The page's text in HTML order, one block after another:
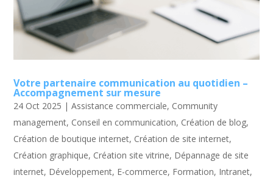
Votre partenaire communication au quotidien –
Accompagnement sur mesure
24 Oct 2025 |Assistance commerciale, Community
management, Conseil en communication, Création de blog,
Création de boutique internet, Création de site internet,
Création graphique, Création site vitrine, Dépannage de site
internet, Développement, E-commerce, Formation, Intranet,